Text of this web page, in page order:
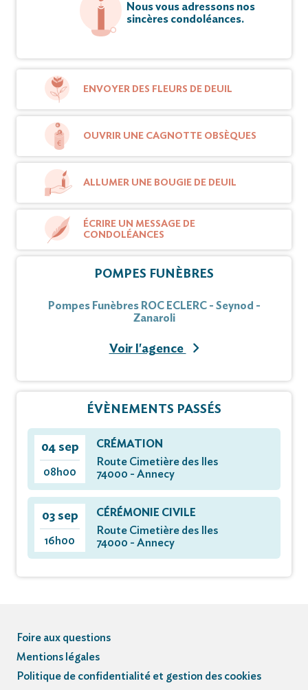
Nous vous adressons nos
sincères condoléances.
ENVOYER DES FLEURS DE DEUIL
OUVRIR UNE CAGNOTTE OBSÈQUES
ALLUMER UNE BOUGIE DE DEUIL
ÉCRIRE UN MESSAGE DE
CONDOLÉANCES
POMPES FUNÈBRES
Pompes Funèbres ROC ECLERC - Seynod -
Zanaroli
Voir l'agence
ÉVÈNEMENTS PASSÉS
04 sep
08h00
CRÉMATION
Route Cimetière des Iles
74000 - Annecy
03 sep
16h00
CÉRÉMONIE CIVILE
Route Cimetière des Iles
74000 - Annecy
Foire aux questions
Mentions légales
Politique de confidentialité et gestion des cookies